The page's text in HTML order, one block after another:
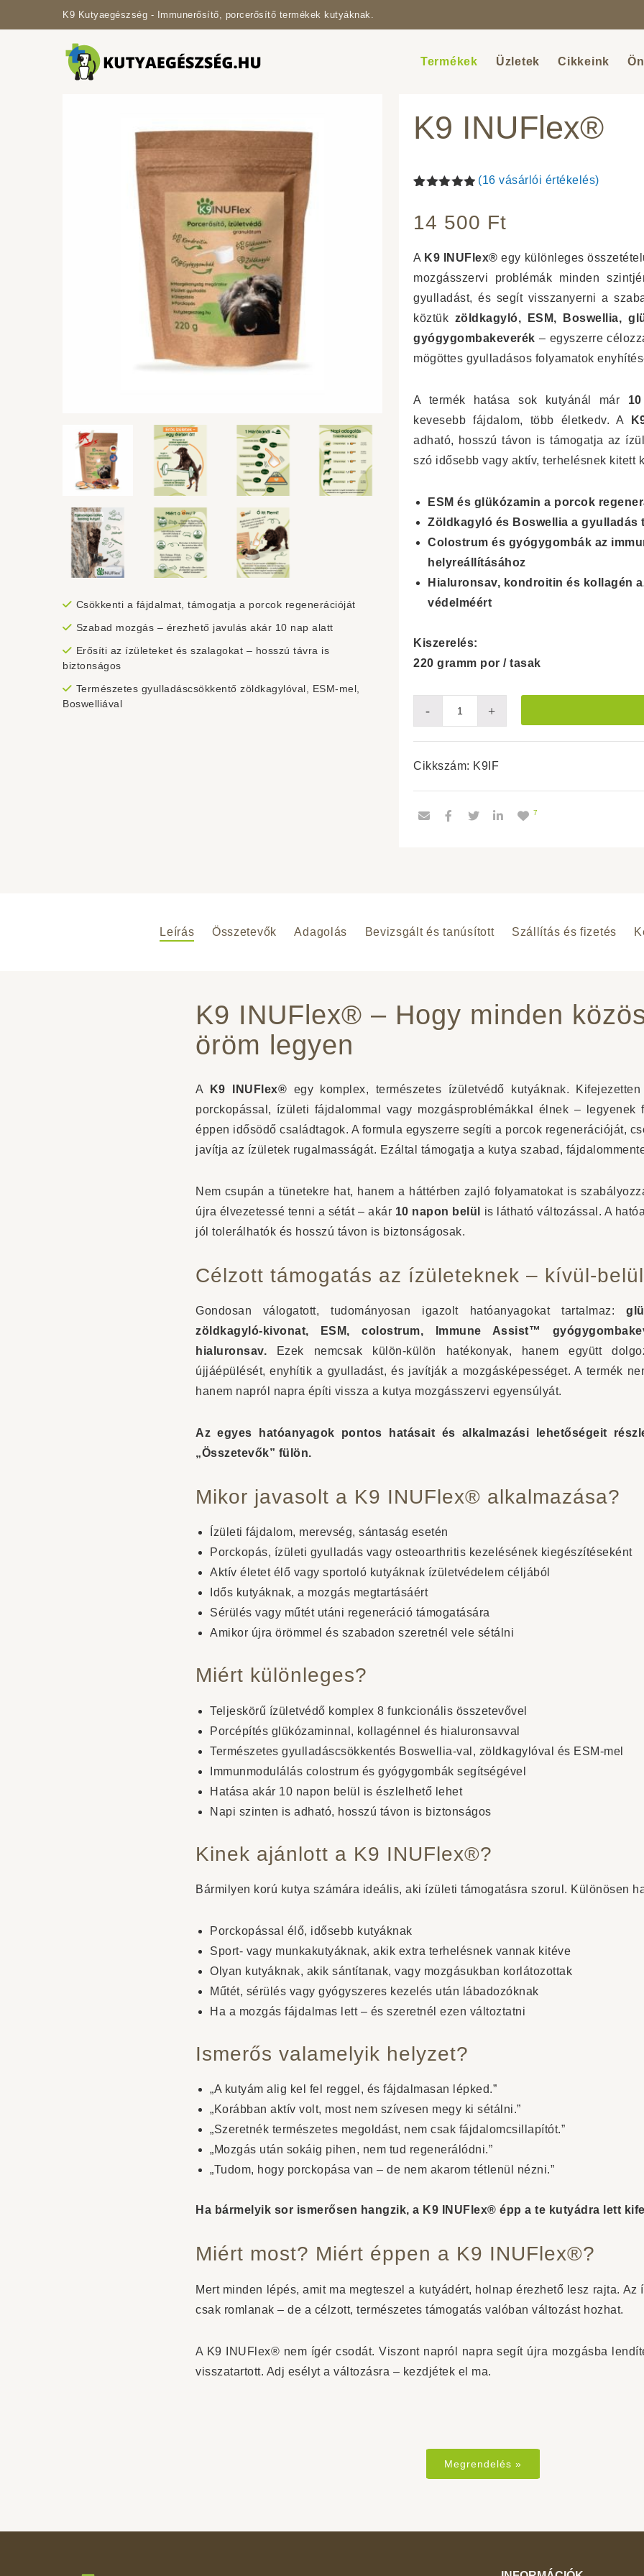
K9 Kutyaegészség - Immunerősítő, porcerősítő termékek kutyáknak.
Termékek Üzletek Cikkeink
Csökkenti a fájdalmat, támogatja a porcok regenerációját
Szabad mozgás – érezhető javulás akár 10 nap alatt
Erősíti az ízületeket és szalagokat – hosszú távra is
biztonságos
Természetes gyulladáscsökkentő zöldkagylóval, ESM-mel,
Boswelliával
K9 INUFlex®
ből,
értékelés
(16 vásárlói értékelés)
14 500 Ft
A K9 INUFlex® egy különleges
mozgásszervi problémák minden
gyulladást, és segít visszanyerni a
köztük zöldkagyló, ESM, Boswellia,
gyógygombakeverék – egyszerre
mögöttes gyulladásos folyamatok
A termék hatása sok kutyánál már
kevesebb fájdalom, több életkedv. A
adható, hosszú távon is támogatja az
szó idősebb vagy aktív, terhelésnek kitett
ESM és glükózamin a porcok
Zöldkagyló és Boswellia a gyulladás
Colostrum és gyógygombák az
helyreállításához
Hialuronsav, kondroitin és kollagén
védelméért
Kiszerelés:
220 gramm por / tasak
INUFlex®
mennyiség
- +
Cikkszám: K9IF
7
Leírás Összetevők Adagolás Bevizsgált és tanúsított Szállítás és fizetés
K9 INUFlex® – Hogy minden
öröm legyen
A K9 INUFlex® egy komplex, természetes ízületvédő kutyáknak.
porckopással, ízületi fájdalommal vagy mozgásproblémákkal élnek – legyenek
éppen idősödő családtagok. A formula egyszerre segíti a porcok regenerációját,
javítja az ízületek rugalmasságát. Ezáltal támogatja a kutya szabad,
Nem csupán a tünetekre hat, hanem a háttérben zajló folyamatokat is
újra élvezetessé tenni a sétát – akár 10 napon belül
is látható változással. A
jól tolerálhatók és hosszú távon is biztonságosak.
Célzott támogatás az ízületeknek – kívül-belül
Gondosan válogatott, tudományosan igazolt hatóanyagokat tartalmaz:
zöldkagyló-kivonat, ESM, colostrum, Immune Assist™
hialuronsav. Ezek nemcsak külön-külön hatékonyak, hanem együtt
újjáépülését, enyhítik a gyulladást, és javítják a mozgásképességet. A termék
hanem napról napra építi vissza a kutya mozgásszervi egyensúlyát.
Az egyes hatóanyagok pontos hatásait és alkalmazási lehetőségeit
„Összetevők” fülön.
Mikor javasolt a K9 INUFlex® alkalmazása?
Ízületi fájdalom, merevség, sántaság esetén
Porckopás, ízületi gyulladás vagy osteoarthritis kezelésének kiegészítéseként
Aktív életet élő vagy sportoló kutyáknak ízületvédelem céljából
Idős kutyáknak, a mozgás megtartásáért
Sérülés vagy műtét utáni regeneráció támogatására
Amikor újra örömmel és szabadon szeretnél vele sétálni
Miért különleges?
Teljeskörű ízületvédő komplex 8 funkcionális összetevővel
Porcépítés glükózaminnal, kollagénnel és hialuronsavval
Természetes gyulladáscsökkentés Boswellia-val, zöldkagylóval és ESM-mel
Immunmodulálás colostrum és gyógygombák segítségével
Hatása akár 10 napon belül is észlelhető lehet
Napi szinten is adható, hosszú távon is biztonságos
Kinek ajánlott a K9 INUFlex®?
Bármilyen korú kutya számára ideális, aki ízületi támogatásra szorul. Különösen
Porckopással élő, idősebb kutyáknak
Sport- vagy munkakutyáknak, akik extra terhelésnek vannak kitéve
Olyan kutyáknak, akik sántítanak, vagy mozgásukban korlátozottak
Műtét, sérülés vagy gyógyszeres kezelés után lábadozóknak
Ha a mozgás fájdalmas lett – és szeretnél ezen változtatni
Ismerős valamelyik helyzet?
„A kutyám alig kel fel reggel, és fájdalmasan lépked.”
„Korábban aktív volt, most nem szívesen megy ki sétálni.”
„Szeretnék természetes megoldást, nem csak fájdalomcsillapítót.”
„Mozgás után sokáig pihen, nem tud regenerálódni.”
„Tudom, hogy porckopása van – de nem akarom tétlenül nézni.”
Ha bármelyik sor ismerősen hangzik, a K9 INUFlex® épp a te kutyádra lett
Miért most? Miért éppen a K9 INUFlex®?
Mert minden lépés, amit ma megteszel a kutyádért, holnap érezhető lesz rajta. Az
csak romlanak – de a célzott, természetes támogatás valóban változást hozhat.
A K9 INUFlex® nem ígér csodát. Viszont napról napra segít újra mozgásba
visszatartott. Adj esélyt a változásra – kezdjétek el ma.
Megrendelés »